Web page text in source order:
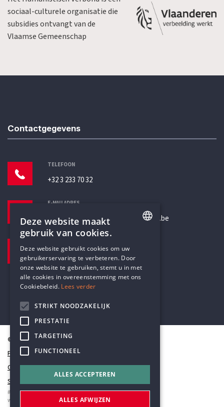
sociaal-culturele organisatie die
subsidies ontvangt van de
Vlaamse Gemeenschap
Contactgegevens
TELEFOON
+32 3 233 70 32
E-MAILADRES
secretariaat@humanistischverbond.be
Pottenbrug 4
Antwerpen, 2000
© Humanistisch Verbond 2026
Privacy
Cookiestatement
Sitemap
#codedwithlove byCodelines
webapplicaties
mobiele apps&maatwerk websites
DUTCH
Deze website maakt
gebruik van cookies.
Deze website gebruikt cookies om uw
gebruikerservaring te verbeteren. Door
onze website te gebruiken, stemt u in met
alle cookies in overeenstemming met ons
Cookiebeleid. Lees verder
STRIKT NOODZAKELIJK
PRESTATIE
TARGETING
FUNCTIONEEL
ALLES ACCEPTEREN
ALLES AFWIJZEN